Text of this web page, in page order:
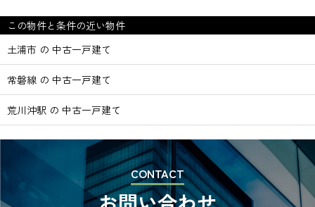
この物件と条件の近い物件
土浦市 の 中古一戸建て
常磐線 の 中古一戸建て
荒川沖駅 の 中古一戸建て
CONTACT